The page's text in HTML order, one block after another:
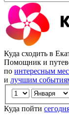
Куда сходить в
Помощник и
по интересным
и лучшим
Куда пойти